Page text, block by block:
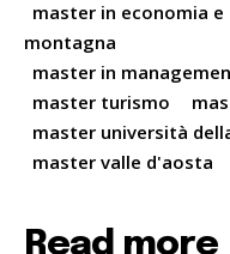
master in economia
montagna
master in
master turismo
master università
master valle d'aosta
Read more